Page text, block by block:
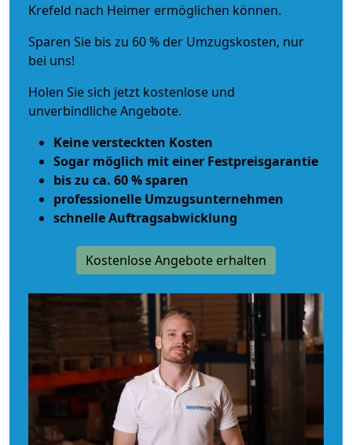
Krefeld nach Heimer ermöglichen können.
Sparen Sie bis zu 60 % der Umzugskosten, nur
bei uns!
Holen Sie sich jetzt kostenlose und
unverbindliche Angebote.
Keine versteckten Kosten
Sogar möglich mit einer Festpreisgarantie
bis zu ca. 60 % sparen
professionelle Umzugsunternehmen
schnelle Auftragsabwicklung
Kostenlose Angebote erhalten